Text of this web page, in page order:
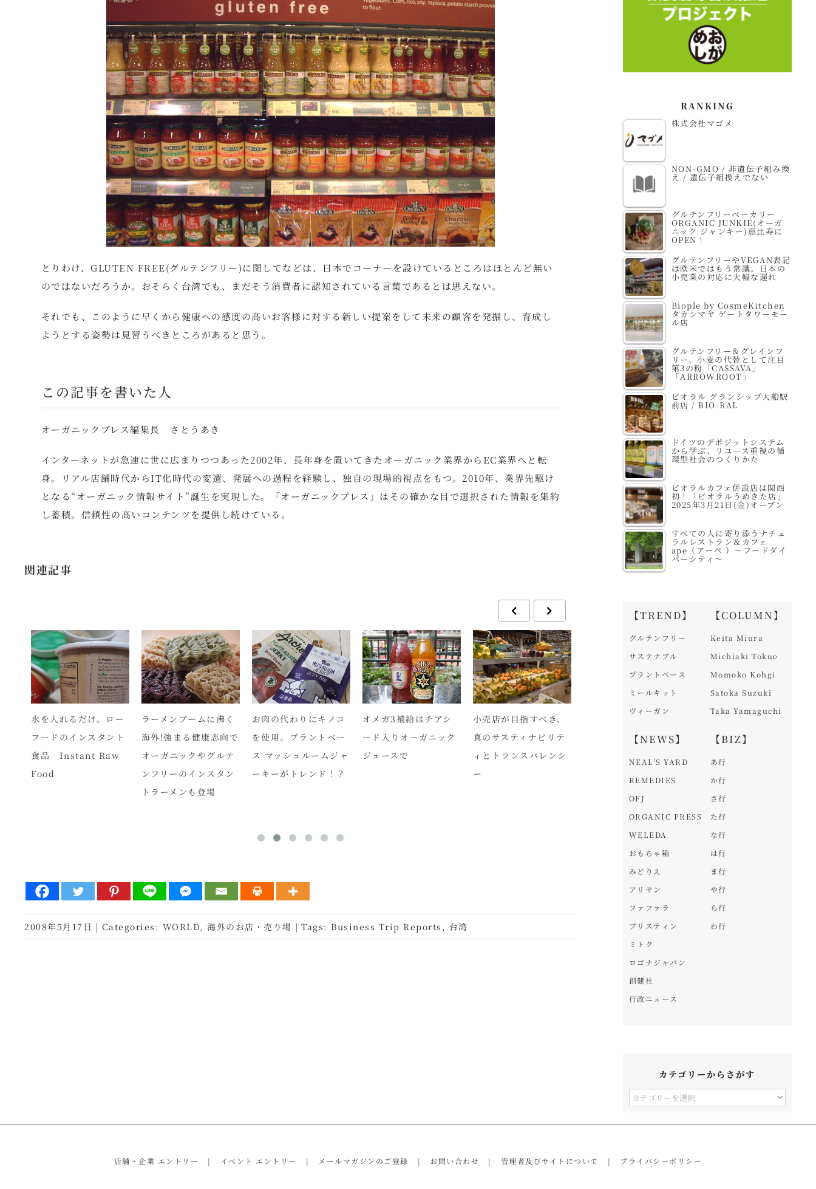
とりわけ、GLUTEN FREE(グルテンフリー)に関してなどは、日本でコーナーを設けているところはほとんど無い
のではないだろうか。おそらく台湾でも、まだそう消費者に認知されている言葉であるとは思えない。
それでも、このように早くから健康への感度の高いお客様に対する新しい提案をして未来の顧客を発掘し、育成し
ようとする姿勢は見習うべきところがあると思う。
この記事を書いた人
オーガニックプレス編集長 さとうあき
インターネットが急速に世に広まりつつあった2002年、長年身を置いてきたオーガニック業界からEC業界へと転
身。リアル店舗時代からIT化時代の変遷、発展への過程を経験し、独自の現場的視点をもつ。2010年、業界先駆け
となる“オーガニック情報サイト”誕生を実現した。「オーガニックプレス」はその確かな目で選択された情報を集約
し蓄積。信頼性の高いコンテンツを提供し続けている。
関連記事
水を入れるだけ。ロー
フードのインスタント
食品 Instant Raw
Food
ラーメンブームに沸く
海外!強まる健康志向で
オーガニックやグルテ
ンフリーのインスタン
トラーメンも登場
お肉の代わりにキノコ
を使用。プラントベー
ス マッシュルームジャ
ーキーがトレンド！？
オメガ3補給はチアシ
ード入りオーガニック
ジュースで
小売店が目指すべき、
真のサスティナビリテ
ィとトランスパレンシ
ー
湾へ進出。異国の地で
「売れる」予測の難し
水を入れるだけ。ロー
フードのインスタント
2008年5月17日 | Categories: WORLD,海外のお店・売り場 | Tags:Business Trip Reports , 台湾
RANKING
株式会社マゴメ
NON-GMO / 非遺伝子組み換
え / 遺伝子組換えでない
グルテンフリーベーカリー
ORGANIC JUNKIE(オーガ
ニック ジャンキー)恵比寿に
OPEN！
グルテンフリーやVEGAN表記
は欧米ではもう常識。日本の
小売業の対応に大幅な遅れ
Biople by CosmeKitchen
タカシマヤ ゲートタワーモー
ル店
グルテンフリー＆グレインフ
リー。小麦の代替として注目
第3の粉「CASSAVA」
「ARROWROOT」
ビオラル グランシップ大船駅
前店 / BIO-RAL
ドイツのデポジットシステム
から学ぶ、リユース重視の循
環型社会のつくりかた
ビオラルカフェ併設店は関西
初！「ビオラルうめきた店」
2025年3月21日(金)オープン
すべての人に寄り添うナチュ
ラルレストラン＆カフェ
ape（アーペ ）～フードダイ
バーシティ～
【TREND】
グルテンフリー
サステナブル
プラントベース
ミールキット
ヴィーガン
【NEWS】
NEAL'S YARD
REMEDIES
OFJ
ORGANIC PRESS
WELEDA
おもちゃ箱
みどりえ
アリサン
ファファラ
プリスティン
ミトク
ロゴナジャパン
創健社
行政ニュース
【COLUMN】
Keita Miura
Michiaki Tokue
Momoko Kohgi
Satoka Suzuki
Taka Yamaguchi
【BIZ】
あ行
か行
さ行
た行
な行
は行
ま行
や行
ら行
わ行
カテゴリーからさがす
カ
ー
店舗・企業 エントリー イベント エントリー メールマガジンのご登録 お問い合わせ 管理者及びサイトについて プライバシーポリシー